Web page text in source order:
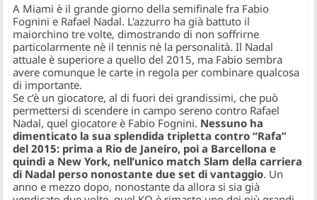
A Miami è il grande giorno della semifinale fra Fabio
Fognini e Rafael Nadal. L'azzurro ha già battuto il
maiorchino tre volte, dimostrando di non soffrirne
particolarmente nè il tennis nè la personalità. Il Nadal
attuale è superiore a quello del 2015, ma Fabio sembra
avere comunque le carte in regola per combinare qualcosa
di importante.
Se c’è un giocatore, al di fuori dei grandissimi, che può
permettersi di scendere in campo sereno contro Rafael
Nadal, quel giocatore è Fabio Fognini. Nessuno ha
dimenticato la sua splendida tripletta contro “Rafa”
del 2015: prima a Rio de Janeiro, poi a Barcellona e
quindi a New York, nell’unico match Slam della carriera
di Nadal perso nonostante due set di vantaggio. Un
anno e mezzo dopo, nonostante da allora si sia già